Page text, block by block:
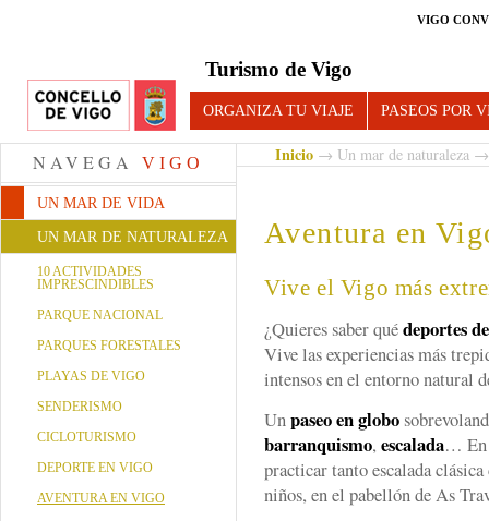
VIGO
Turismo de Vigo
ORGANIZA TU VIAJE PASEOS POR
NAVEGA VIGO
UN MAR DE VIDA
UN MAR DE NATURALEZA
10 ACTIVIDADES
IMPRESCINDIBLES
PARQUE NACIONAL
PARQUES FORESTALES
PLAYAS DE VIGO
SENDERISMO
CICLOTURISMO
DEPORTE EN VIGO
AVENTURA EN VIGO
Inicio → Un mar de naturaleza →
Aventura en
Vive el Vigo más
¿Quieres saber quédeportes
Vive las experiencias más
intensos en el entorno natural
Unpaseo en globo
barranquismo, escalada… En
practicar tanto escalada
niños, en el pabellón de As